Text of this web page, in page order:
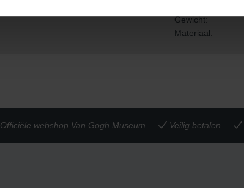
Gewicht:
Materiaal:
Officiële webshop Van Gogh Museum Veilig betalen